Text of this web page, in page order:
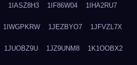
1IASZ8H3 1IF86W04 1IHA2RU7
1IWGPKRW 1JEZBYO7 1JFVZL7X
1JUOBZ9U 1JZ9UNM8 1K1OOBX2